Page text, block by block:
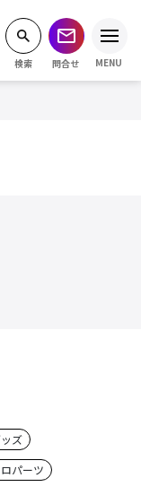
MENU
ズ
パーツ